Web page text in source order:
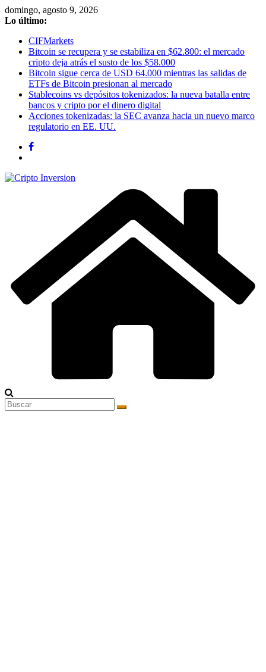
Saltar
al
domingo, agosto 9, 2026
Lo último:
CIFMarkets
Bitcoin se recupera y se estabiliza en $62.800: el mercado
cripto deja atrás el susto de los $58.000
Bitcoin sigue cerca de USD 64.000 mientras las salidas de
ETFs de Bitcoin presionan al mercado
Stablecoins vs depósitos tokenizados: la nueva batalla entre
bancos y cripto por el dinero digital
Acciones tokenizadas: la SEC avanza hacia un nuevo marco
regulatorio en EE. UU.